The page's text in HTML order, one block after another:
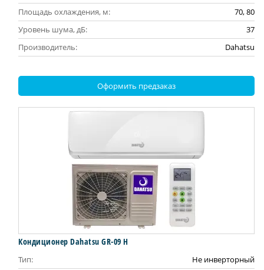
Площадь охлаждения, м:
70, 80
Уровень шума, дБ:
37
Производитель:
Dahatsu
Оформить предзаказ
Кондиционер Dahatsu GR-09 H
Тип:
Не инверторный